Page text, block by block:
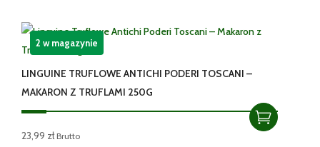
LINGUINE TRUFLOWE ANTICHI PODERI TOSCANI –
MAKARON Z TRUFLAMI 250G
23,99 zł Brutto
2 w magazynie